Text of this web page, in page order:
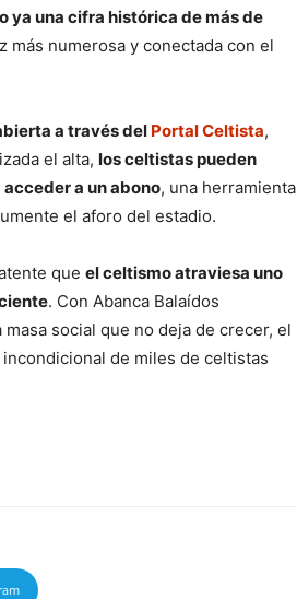
ya una cifra histórica de más de
más numerosa y conectada con el
a través del Portal Celtista,
el alta, los celtistas pueden
a un abono, una herramienta
el aforo del estadio.
que el celtismo atraviesa uno
. Con Abanca Balaídos
social que no deja de crecer, el
de miles de celtistas